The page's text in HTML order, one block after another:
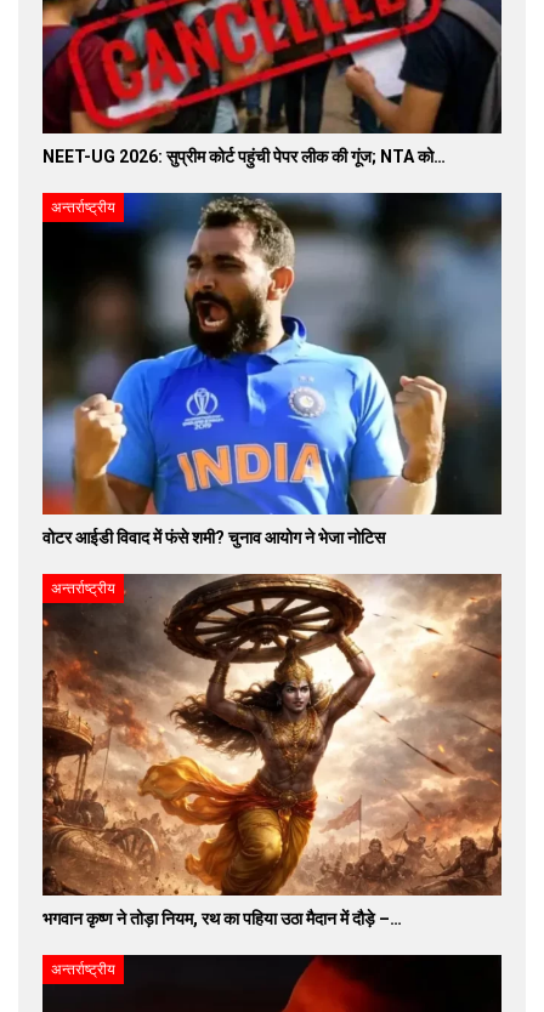
NEET-UG 2026: सुप्रीम कोर्ट पहुंची पेपर लीक की गूंज; NTA को…
अन्तर्राष्ट्रीय
वोटर आईडी विवाद में फंसे शमी? चुनाव आयोग ने भेजा नोटिस
अन्तर्राष्ट्रीय
भगवान कृष्ण ने तोड़ा नियम, रथ का पहिया उठा मैदान में दौड़े –…
अन्तर्राष्ट्रीय